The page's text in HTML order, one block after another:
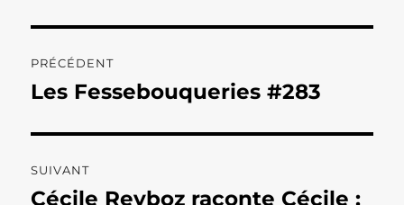
de
PRÉCÉDENT
Publication
Les Fessebouqueries #283
SUIVANT
Publication
Cécile Reyboz raconte Cécile :